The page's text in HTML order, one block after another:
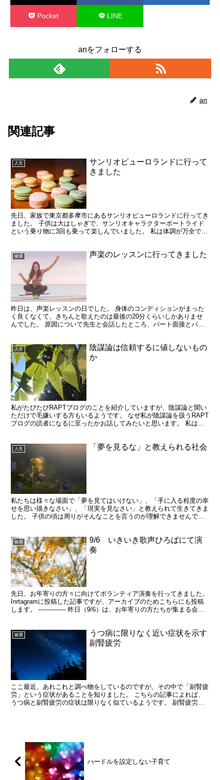
Pocket LINE
anをフォローする
an
関連記事
人生
サンリオピューロランドに行って
きました
先日、家族で東京都多摩市にあるサンリオピューロランドに行ってき
ました。 子供は大はしゃぎで、サンリオキャラクターボートライド
という乗り物に3回も乗って楽しんでいました。 私は体調が万全でな
健康 声楽のレッスンに行ってきました
昨日は、声楽レッスンの日でした。 身体のコンディションがまった
く良くなくて、きちんと歌えたのは最後の20分くらいしかありませ
んでした。 原因について先生と会話したところ、パート面接とパソ
人生
陰謀論は信頼するに値しないもの
か
私がたびたびRAPTブログのことを紹介していますが、陰謀論と聞い
ただけで毛嫌いする方もいるようです。 なぜ私が陰謀論を扱うRAPT
ブログの読者になるに至ったかお話してみたいと思います。 私は高
人生 「夢を見るな」と教えられる社会
私たちは様々な場面で「夢を見てはいけない」、「手に入る程度の幸
せを思い描きなさい」、「現実を見なさい」と教えられて生きてきま
した。 子供の頃は周りがそんなことを言うのが理解できませんでし
健康
9/6 いきいき歌声ひろばにて演
奏
先日、お年寄りの方々に向けてボランティア演奏を行ってきました。
Inrtagramに投稿した記事ですが、アーカイブのためこちらにも投稿
します。 -------------- 昨日（9/6）は、お年寄りの方たちが集まる会
健康
うつ病に限りなく近い症状を示す
副腎疲労
ここ最近、あれこれと調べ物をしているのですが、その中で「副腎疲
労」という症状があることを知りました。 こちらの記事によれば、
うつ病と副腎疲労の症状は限りなく似ているようです。 副腎疲労と
ハードルを設定しない子育て